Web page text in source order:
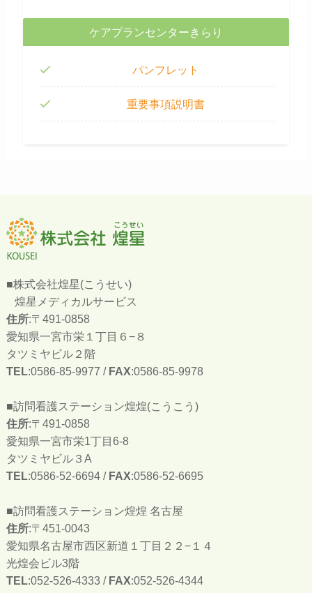
ケアプランセンターきらり
パンフレット
重要事項説明書
■株式会社煌星(こうせい)
煌星メディカルサービス
住所:〒491-0858
愛知県一宮市栄１丁目６−８
タツミヤビル２階
TEL:0586-85-9977 / FAX:0586-85-9978
■訪問看護ステーション煌煌(こうこう)
住所:〒491-0858
愛知県一宮市栄1丁目6-8
タツミヤビル３A
TEL:0586-52-6694 / FAX:0586-52-6695
■訪問看護ステーション煌煌 名古屋
住所:〒451-0043
愛知県名古屋市西区新道１丁目２２−１４
光煌会ビル3階
TEL:052-526-4333 / FAX:052-526-4344